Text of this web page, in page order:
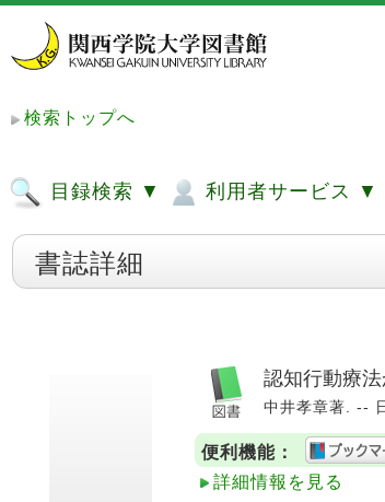
検索トップへ
目録検索 ▼ 利用者サービス ▼
書誌詳細
認知行動療
中井孝章著. --
便利機能：
詳細情報を見る